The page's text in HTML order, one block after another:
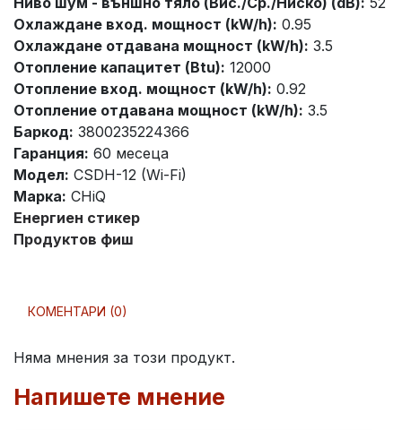
Охлаждане вход. мощност (kW/h): 0.95
Охлаждане отдавана мощност (kW/h): 3.5
Отопление капацитет (Btu): 12000
Отопление вход. мощност (kW/h): 0.92
Отопление отдавана мощност (kW/h): 3.5
Баркод: 3800235224366
Гаранция: 60 месеца
Модел: CSDH-12 (Wi-Fi)
Марка: CHiQ
Енергиен стикер
Продуктов фиш
КОМЕНТАРИ (0)
Няма мнения за този продукт.
Напишете мнение